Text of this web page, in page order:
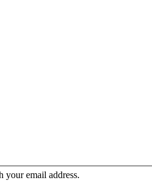
your email address.